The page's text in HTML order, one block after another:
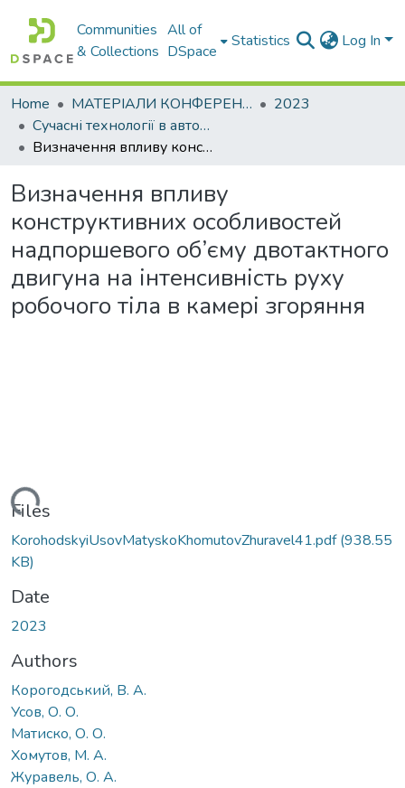
Communities
& Collections
All of
DSpace
Statistics Log In
Home МАТЕРІАЛИ КОНФЕРЕНЦІЙ
2023
Сучасні технології в автомобілебудуванні, транспорті та при підготовці фахівців
Визначення впливу конструктивних особливостей надпоршевого об’єму двотактного двигуна на інтенсивність руху робочого тіла в камері згоряння
Визначення впливу
конструктивних особливостей
надпоршевого об’єму двотактного
двигуна на інтенсивність руху
робочого тіла в камері згоряння
Files
KorohodskyiUsovMatyskoKhomutovZhuravel41.pdf(938.55
KB)
Date
2023
Authors
Корогодський, В. А.
Усов, О. О.
Матиско, О. О.
Хомутов, М. А.
Журавель, О. А.